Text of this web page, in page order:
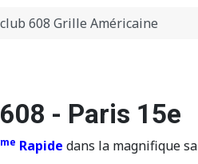
608 Grille Américaine
- Paris 15e
Rapide dans la magnifique